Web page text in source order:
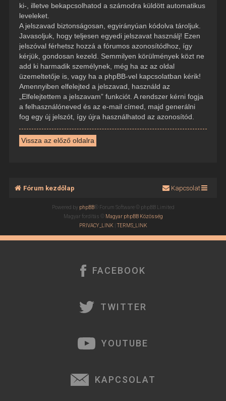
ki-, illetve bekapcsolhatod a számodra küldött automatikus
leveleket.
A jelszavad biztonságosan, egyirányúan kódolva tároljuk.
Javasoljuk, hogy teljesen egyedi jelszavat használj! Ezen
jelszóval férhetsz hozzá a fórumos azonosítódhoz, így
kérjük, gondosan kezeld. Semmilyen körülmények közt ne
add ki harmadik személynek, még ha az az oldal
üzemeltetője is, vagy ha a phpBB-vel kapcsolatban kérik!
Amennyiben elfelejted a jelszavad, használd az
„Elfelejtettem a jelszavam” funkciót. A rendszer kérni fogja
a felhasználóneved és az e-mail címed, majd generálni
fog egy új jelszót, így újra használhatod az azonosítód.
Vissza az előző oldalra
Fórum kezdőlap Kapcsolat
Powered by phpBB® Forum Software © phpBB Limited
Magyar fordítás © Magyar phpBB Közösség
PRIVACY_LINK |TERMS_LINK
FACEBOOK
TWITTER
YOUTUBE
KAPCSOLAT